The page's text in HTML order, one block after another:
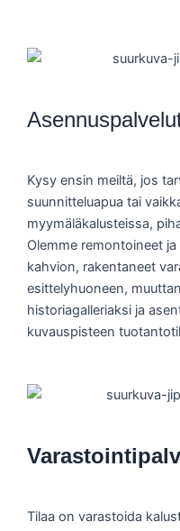
Kysy ensin meiltä, jos
suunnitteluapua tai
myymäläkalusteissa,
Olemme remontoineet
kahvion, rakentaneet
esittelyhuoneen,
historiagalleriaksi ja
kuvauspisteen
Tilaa on varastoida